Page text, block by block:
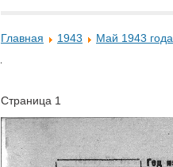
Главная 1943 Май 1943 года
Страница 1